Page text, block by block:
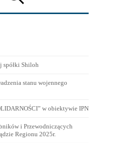
spółki Shiloh
stanu wojennego
w obiektywie IPN
i Przewodniczących
Regionu 2025r.